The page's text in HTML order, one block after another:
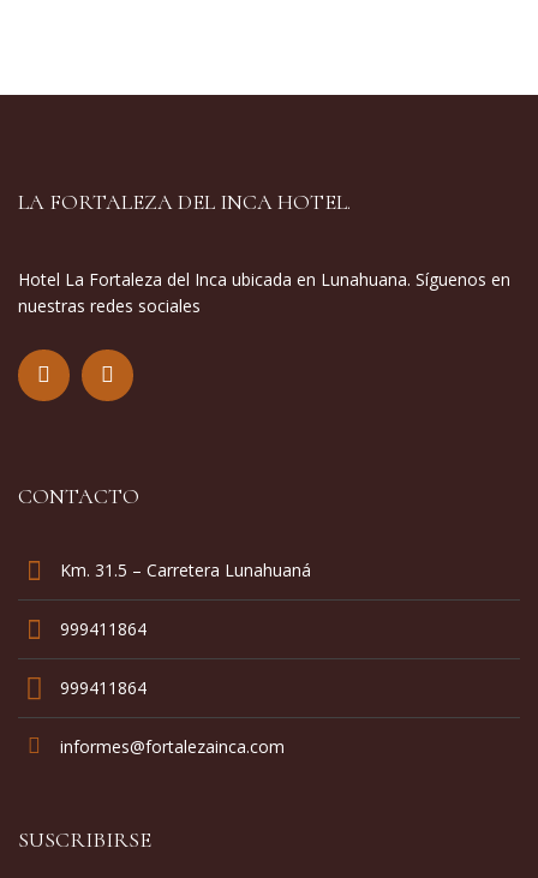
LA FORTALEZA DEL INCA HOTEL.
Hotel La Fortaleza del Inca ubicada en Lunahuana. Síguenos en
nuestras redes sociales
CONTACTO
Km. 31.5 – Carretera Lunahuaná
999411864
999411864
informes@fortalezainca.com
SUSCRIBIRSE